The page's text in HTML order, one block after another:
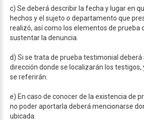
c) Se deberá describir la fecha y lugar en
hechos y el sujeto o departamento que
realizó, así como los elementos de prueba
sustentar la denuncia.
d) Si se trata de prueba testimonial
dirección donde se localizarán los testigos,
se referirán.
e) En caso de conocer de la existencia de
no poder aportarla deberá mencionarse
ubicada.